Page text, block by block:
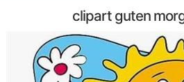
clipart guten